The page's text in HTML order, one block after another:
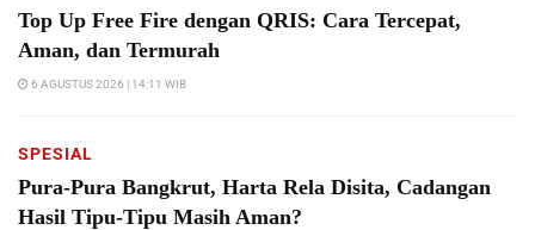
Top Up Free Fire dengan QRIS: Cara Tercepat,
Aman, dan Termurah
6 AGUSTUS 2026 | 14:11 WIB
SPESIAL
Pura-Pura Bangkrut, Harta Rela Disita, Cadangan
Hasil Tipu-Tipu Masih Aman?